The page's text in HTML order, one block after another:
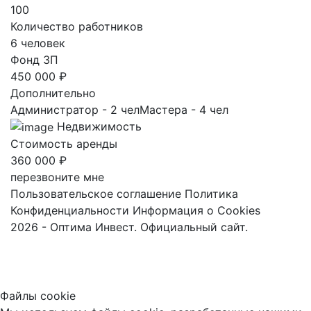
100
Количество работников
6 человек
Фонд ЗП
450 000 ₽
Дополнительно
Администратор - 2 челМастера - 4 чел
Недвижимость
Стоимость аренды
360 000 ₽
перезвоните мне
Пользовательское соглашение Политика
Конфиденциальности Информация о Cookies
2026 - Оптима Инвест. Официальный сайт.
Файлы cookie